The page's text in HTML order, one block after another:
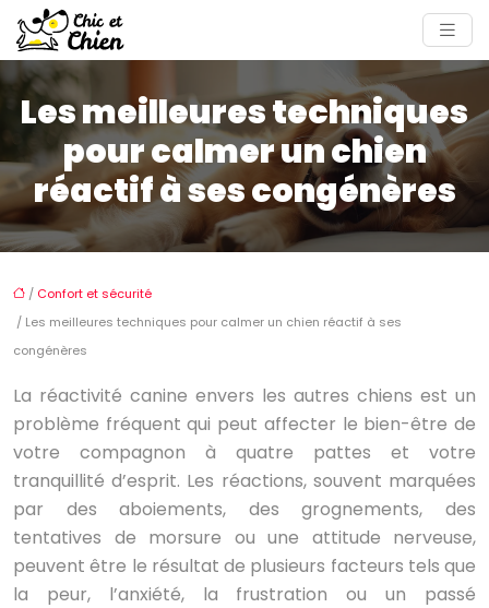
Les meilleures techniques
pour calmer un chien
réactif à ses congénères
/ Confort et sécurité
/ Les meilleures techniques pour calmer un chien réactif à ses
congénères
La réactivité canine envers les autres chiens est un
problème fréquent qui peut affecter le bien-être de
votre compagnon à quatre pattes et votre
tranquillité d’esprit. Les réactions, souvent marquées
par des aboiements, des grognements, des
tentatives de morsure ou une attitude nerveuse,
peuvent être le résultat de plusieurs facteurs tels que
la peur, l’anxiété, la frustration ou un passé